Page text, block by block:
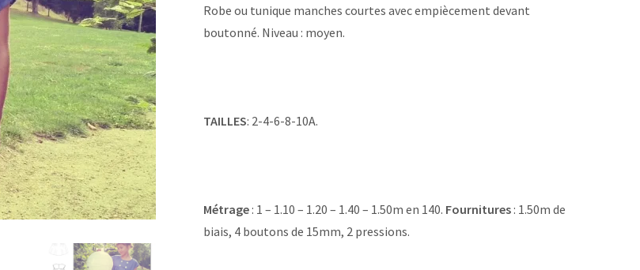
Robe ou tunique manches courtes avec empiècement devant
boutonné. Niveau : moyen.
TAILLES: 2-4-6-8-10A.
Métrage : 1 – 1.10 – 1.20 – 1.40 – 1.50m en 140. Fournitures : 1.50m de
biais, 4 boutons de 15mm, 2 pressions.